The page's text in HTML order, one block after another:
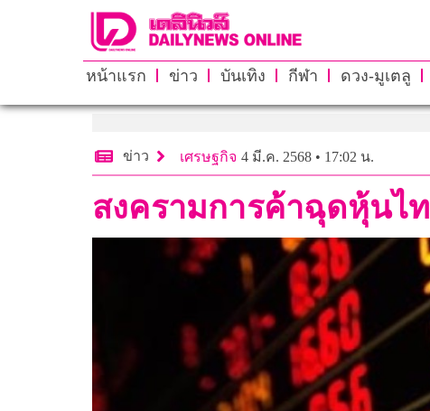
หน้าแรก ข่าว บันเทิง กีฬา ดวง-มูเตลู
ข่าว เศรษฐกิจ 4 มี.ค. 2568 • 17:02 น.
สงครามการค้าฉุดหุ้นไ